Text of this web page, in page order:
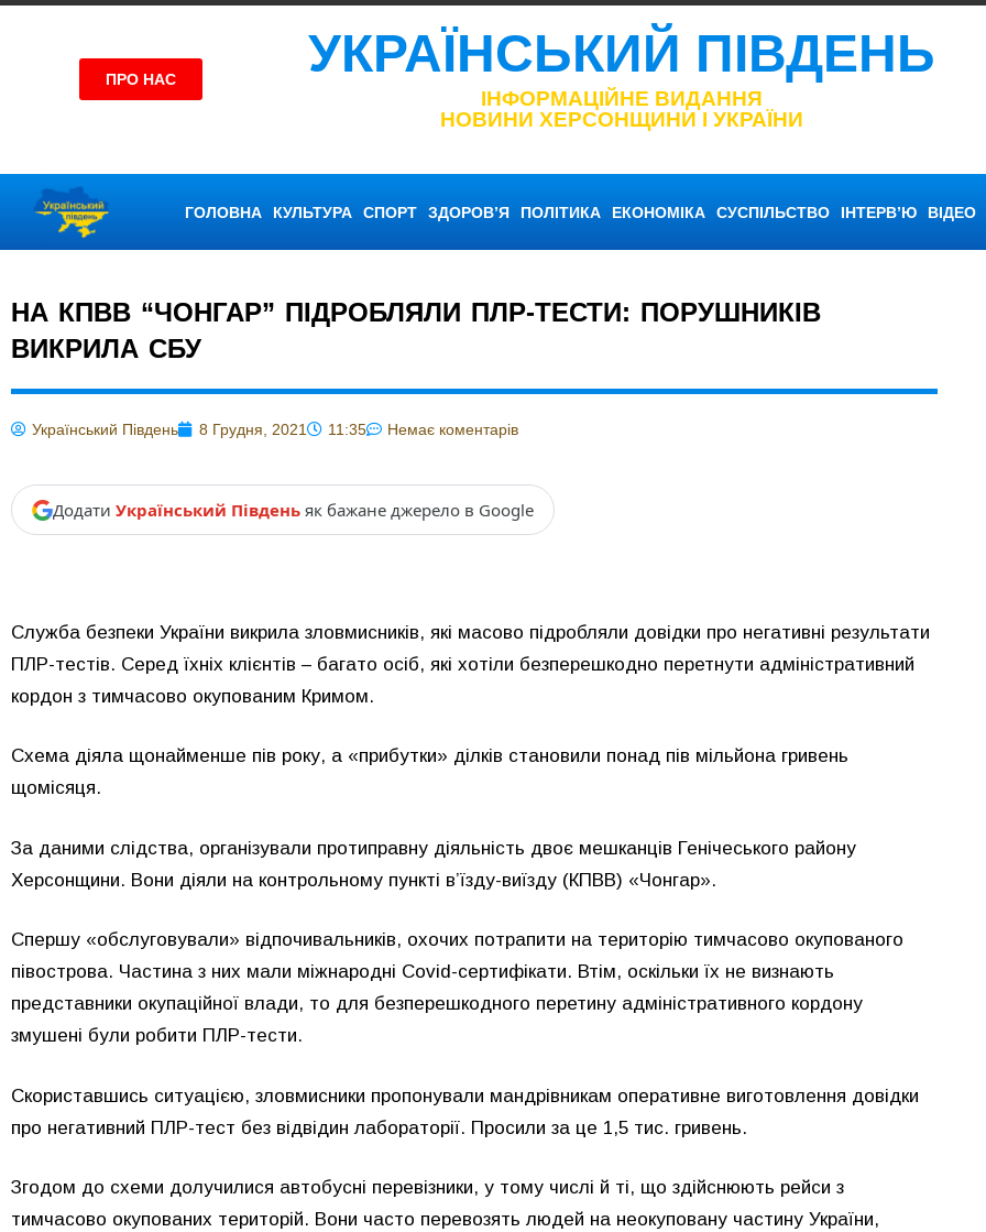
ПРО НАС УКРАЇНСЬКИЙ ПІВДЕНЬ
ІНФОРМАЦІЙНЕ ВИДАННЯ
НОВИНИ ХЕРСОНЩИНИ І УКРАЇНИ
ГОЛОВНА КУЛЬТУРА СПОРТ ЗДОРОВ’Я ПОЛІТИКА ЕКОНОМІКА СУСПІЛЬСТВО ІНТЕРВ’Ю ВІДЕО
НА КПВВ “ЧОНГАР” ПІДРОБЛЯЛИ ПЛР-ТЕСТИ: ПОРУШНИКІВ
ВИКРИЛА СБУ
Український Південь 8 Грудня, 2021 11:35 Немає коментарів
Додати Український Південь як бажане джерело в Google
Служба безпеки України викрила зловмисників, які масово підробляли довідки про негативні результати
ПЛР-тестів. Серед їхніх клієнтів – багато осіб, які хотіли безперешкодно перетнути адміністративний
кордон з тимчасово окупованим Кримом.
Схема діяла щонайменше пів року, а «прибутки» ділків становили понад пів мільйона гривень
щомісяця.
За даними слідства, організували протиправну діяльність двоє мешканців Генічеського району
Херсонщини. Вони діяли на контрольному пункті в’їзду-виїзду (КПВВ) «Чонгар».
Спершу «обслуговували» відпочивальників, охочих потрапити на територію тимчасово окупованого
півострова. Частина з них мали міжнародні Covid-сертифікати. Втім, оскільки їх не визнають
представники окупаційної влади, то для безперешкодного перетину адміністративного кордону
змушені були робити ПЛР-тести.
Скориставшись ситуацією, зловмисники пропонували мандрівникам оперативне виготовлення довідки
про негативний ПЛР-тест без відвідин лабораторії. Просили за це 1,5 тис. гривень.
Згодом до схеми долучилися автобусні перевізники, у тому числі й ті, що здійснюють рейси з
тимчасово окупованих територій. Вони часто перевозять людей на неокуповану частину України,